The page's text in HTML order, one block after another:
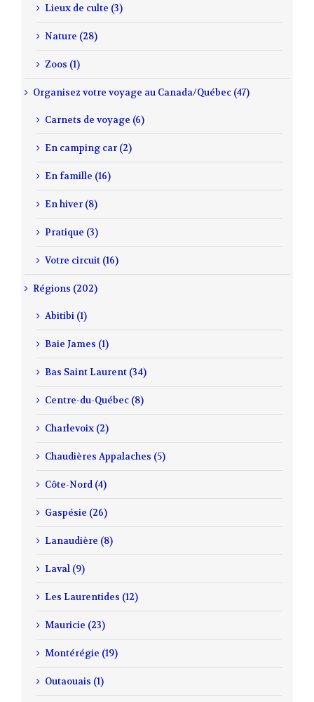
Lieux de culte (3)
Nature (28)
Zoos (1)
Organisez votre voyage au Canada/Québec (47)
Carnets de voyage (6)
En camping car (2)
En famille (16)
En hiver (8)
Pratique (3)
Votre circuit (16)
Régions (202)
Abitibi (1)
Baie James (1)
Bas Saint Laurent (34)
Centre-du-Québec (8)
Charlevoix (2)
Chaudières Appalaches (5)
Côte-Nord (4)
Gaspésie (26)
Lanaudière (8)
Laval (9)
Les Laurentides (12)
Mauricie (23)
Montérégie (19)
Outaouais (1)